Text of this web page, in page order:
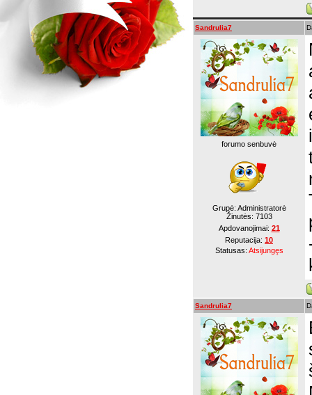
Sandrulia7
forumo senbuvė
Grupė: Administratorė
Žinutės: 7103
Apdovanojimai: 21
Reputacija: 10
Statusas: Atsijungęs
Sandrulia7